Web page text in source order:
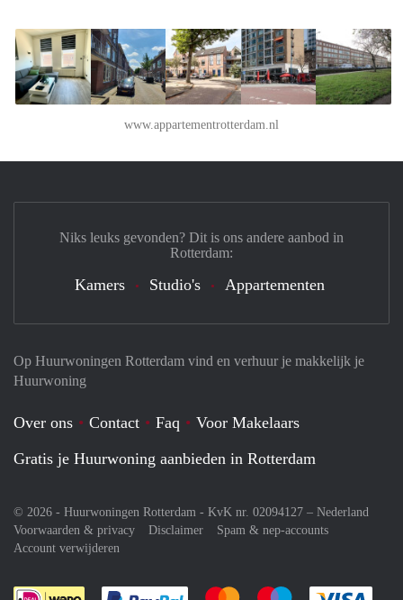
www.appartementrotterdam.nl
Op Huurwoningen Rotterdam vind en verhuur je makkelijk je
Huurwoning
Over ons Contact Faq
Voor Makelaars
Gratis je Huurwoning aanbieden in Rotterdam
© 2026 - Huurwoningen Rotterdam - KvK nr. 02094127 – Nederland
Voorwaarden & privacy
Disclaimer
Spam & nep-accounts
Account verwijderen
Niks leuks gevonden? Dit is ons andere aanbod in
Rotterdam:
Kamers Studio's Appartementen